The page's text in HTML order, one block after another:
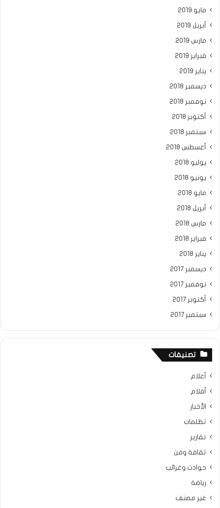
مايو 2019
أبريل 2019
مارس 2019
فبراير 2019
يناير 2019
ديسمبر 2018
نوفمبر 2018
أكتوبر 2018
سبتمبر 2018
أغسطس 2018
يوليو 2018
يونيو 2018
مايو 2018
أبريل 2018
مارس 2018
فبراير 2018
يناير 2018
ديسمبر 2017
نوفمبر 2017
أكتوبر 2017
سبتمبر 2017
تصنيفات
أعلام
أقلام
الأخبار
تظلمات
تقارير
ثقافة وفن
حوادث وغرائب
رياضة
غير مصنف